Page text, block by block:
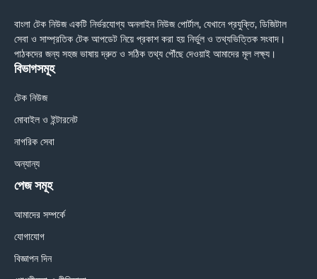
বাংলা টেক নিউজ একটি নির্ভরযোগ্য অনলাইন নিউজ পোর্টাল, যেখানে প্রযুক্তি, ডিজিটাল
সেবা ও সাম্প্রতিক টেক আপডেট নিয়ে প্রকাশ করা হয় নির্ভুল ও তথ্যভিত্তিক সংবাদ।
পাঠকদের জন্য সহজ ভাষায় দ্রুত ও সঠিক তথ্য পৌঁছে দেওয়াই আমাদের মূল লক্ষ্য।
বিভাগসমূহ
টেক নিউজ
মোবাইল ও ইন্টারনেট
নাগরিক সেবা
অন্যান্য
পেজ সমূহ
আমাদের সম্পর্কে
যোগাযোগ
বিজ্ঞাপন দিন